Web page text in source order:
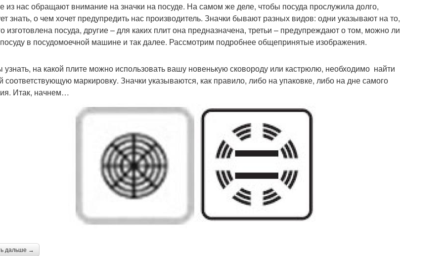
из нас обращают внимание на значки на посуде. На самом же деле, чтобы посуда прослужила долго,
знать, о чем хочет предупредить нас производитель. Значки бывают разных видов: одни указывают на то,
изготовлена посуда, другие – для каких плит она предназначена, третьи – предупреждают о том, можно ли
в посудомоечной машине и так далее. Рассмотрим подробнее общепринятые изображения.
узнать, на какой плите можно использовать вашу новенькую сковороду или кастрюлю, необходимо найти
соответствующую маркировку. Значки указываются, как правило, либо на упаковке, либо на дне самого
Итак, начнем…
дальше →